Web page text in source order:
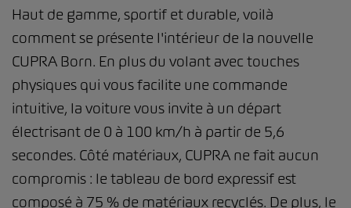
Haut de gamme, sportif et durable, voilà
comment se présente l'intérieur de la nouvelle
CUPRA Born. En plus du volant avec touches
physiques qui vous facilite une commande
intuitive, la voiture vous invite à un départ
électrisant de 0 à 100 km/h à partir de 5,6
secondes. Côté matériaux, CUPRA ne fait aucun
compromis : le tableau de bord expressif est
composé à 75 % de matériaux recyclés. De plus, le